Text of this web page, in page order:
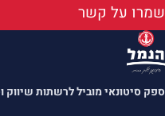
שמרו על קשר
ספק סיטונאי מוביל לרשתות שיווק